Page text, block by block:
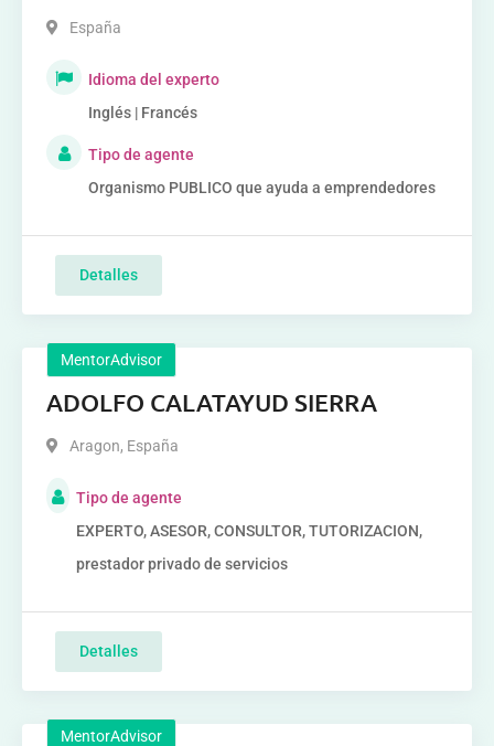
España
Idioma del experto
Inglés | Francés
Tipo de agente
Organismo PUBLICO que ayuda a emprendedores
Detalles
MentorAdvisor
ADOLFO CALATAYUD SIERRA
Aragon, España
Tipo de agente
EXPERTO, ASESOR, CONSULTOR, TUTORIZACION,
prestador privado de servicios
Detalles
MentorAdvisor